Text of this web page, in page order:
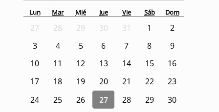
Lun Mar Mié Jue Vie Sáb Dom
27 28 29 30 31 1
2
3
4 5 6 7 8
9
10
11 12 13 14 15
16
17
18 19 20 21 22
23
24
25 26 27 28 29
30